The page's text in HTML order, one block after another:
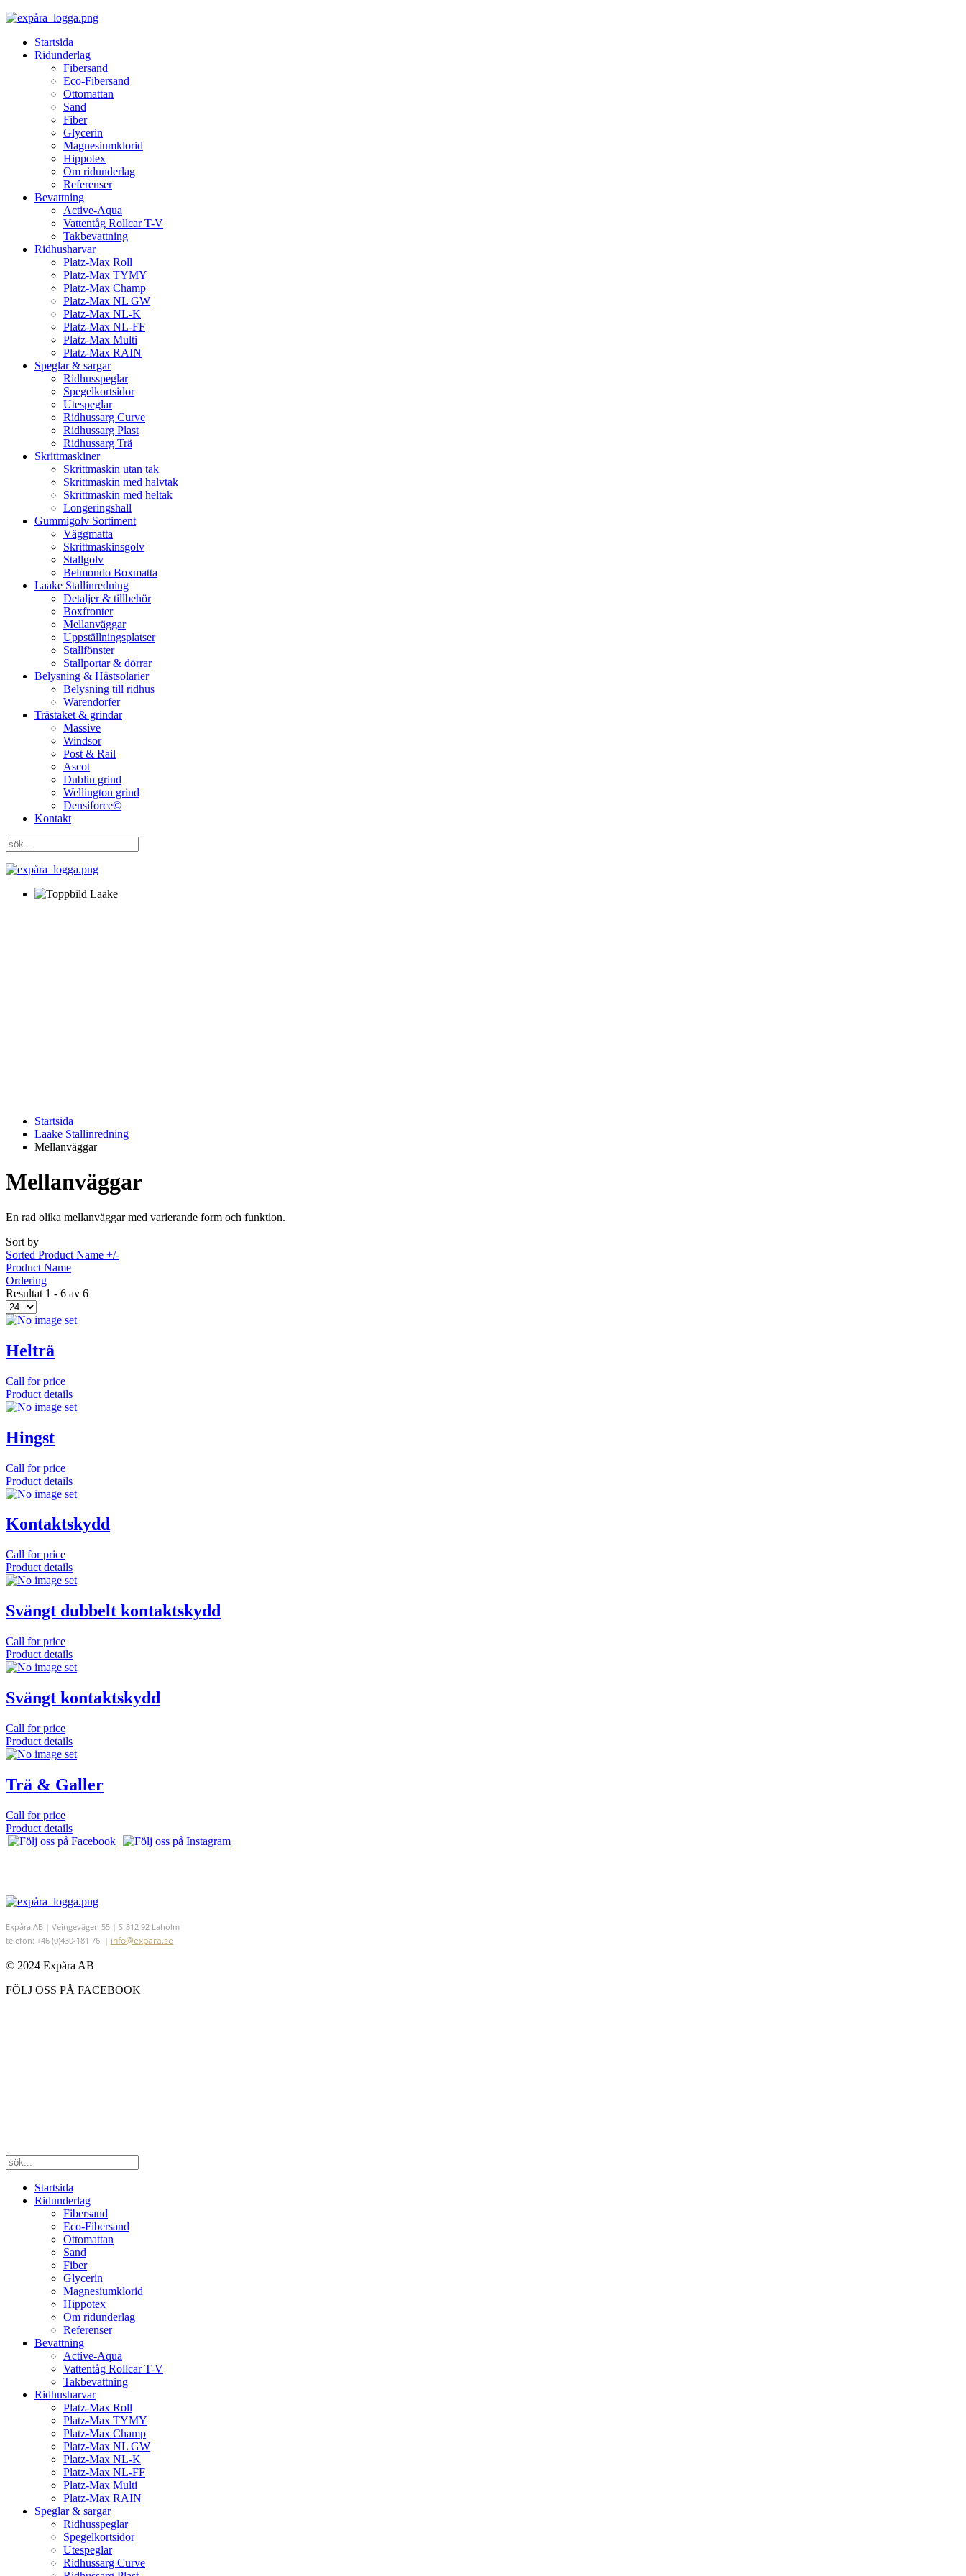
Startsida
Ridunderlag
Fibersand
Eco-Fibersand
Ottomattan
Sand
Fiber
Glycerin
Magnesiumklorid
Hippotex
Om ridunderlag
Referenser
Bevattning
Active-Aqua
Vattentåg Rollcar T-V
Takbevattning
Ridhusharvar
Platz-Max Roll
Platz-Max TYMY
Platz-Max Champ
Platz-Max NL GW
Platz-Max NL-K
Platz-Max NL-FF
Platz-Max Multi
Platz-Max RAIN
Speglar & sargar
Ridhusspeglar
Spegelkortsidor
Utespeglar
Ridhussarg Curve
Ridhussarg Plast
Ridhussarg Trä
Skrittmaskiner
Skrittmaskin utan tak
Skrittmaskin med halvtak
Skrittmaskin med heltak
Longeringshall
Gummigolv Sortiment
Väggmatta
Skrittmaskinsgolv
Stallgolv
Belmondo Boxmatta
Laake Stallinredning
Detaljer & tillbehör
Boxfronter
Mellanväggar
Uppställningsplatser
Stallfönster
Stallportar & dörrar
Belysning & Hästsolarier
Belysning till ridhus
Warendorfer
Trästaket & grindar
Massive
Windsor
Post & Rail
Ascot
Dublin grind
Wellington grind
Densiforce©
Kontakt
Startsida
Laake Stallinredning
Mellanväggar
Mellanväggar
En rad olika mellanväggar med varierande form och funktion.
Sort by
Sorted Product Name +/-
Product Name
Ordering
Resultat 1 - 6 av 6
Helträ
Call for price
Product details
Hingst
Call for price
Product details
Kontaktskydd
Call for price
Product details
Svängt dubbelt kontaktskydd
Call for price
Product details
Svängt kontaktskydd
Call for price
Product details
Trä & Galler
Call for price
Product details
Expåra AB | Veingevägen 55 | S-312 92 Laholm
telefon: +46 (0)430-181 76 | info@expara.se
© 2024 Expåra AB
FÖLJ OSS PÅ FACEBOOK
Startsida
Ridunderlag
Fibersand
Eco-Fibersand
Ottomattan
Sand
Fiber
Glycerin
Magnesiumklorid
Hippotex
Om ridunderlag
Referenser
Bevattning
Active-Aqua
Vattentåg Rollcar T-V
Takbevattning
Ridhusharvar
Platz-Max Roll
Platz-Max TYMY
Platz-Max Champ
Platz-Max NL GW
Platz-Max NL-K
Platz-Max NL-FF
Platz-Max Multi
Platz-Max RAIN
Speglar & sargar
Ridhusspeglar
Spegelkortsidor
Utespeglar
Ridhussarg Curve